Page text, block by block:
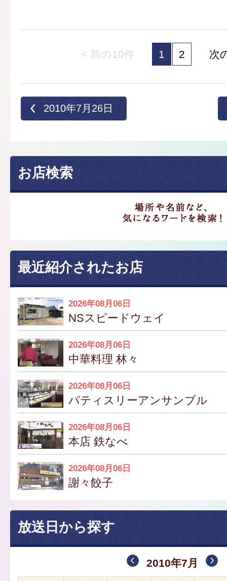
< 前の10件 1 2 次
2010年7月26日
お店検索
最近紹介されたお店
2026年08月06日
NSスピードウェイ
2026年08月06日
中華料理 林々
2026年08月06日
パティスリーアンサンブル
2026年08月06日
本店 鉄なべ
2026年08月06日
謝々餃子
放送日から探す
2010年7月